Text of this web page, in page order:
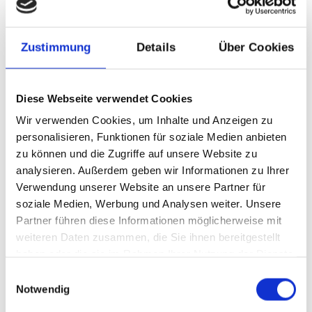
Zustimmung Details Über Cookies
Diese Webseite verwendet Cookies
Wir verwenden Cookies, um Inhalte und Anzeigen zu
personalisieren, Funktionen für soziale Medien anbieten
zu können und die Zugriffe auf unsere Website zu
analysieren. Außerdem geben wir Informationen zu Ihrer
Verwendung unserer Website an unsere Partner für
soziale Medien, Werbung und Analysen weiter. Unsere
Partner führen diese Informationen möglicherweise mit
weiteren Daten zusammen, die Sie ihnen bereitgestellt
Notwendig
HomeProfileMessages
Tabs Dropdown
HomeProfileDropdown
Breadcrumbs